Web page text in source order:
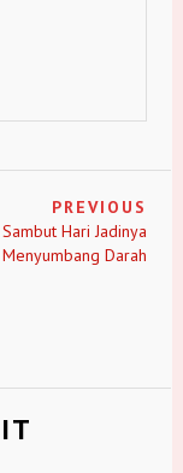
PREVIOUS
Hari Jadinya
Darah